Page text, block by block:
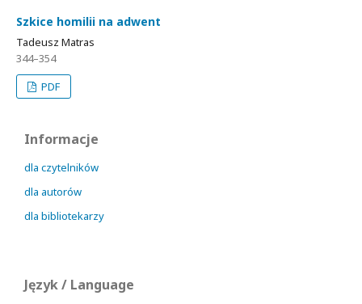
Szkice homilii na adwent
Tadeusz Matras
344–354
PDF
Informacje
dla czytelników
dla autorów
dla bibliotekarzy
Język / Language